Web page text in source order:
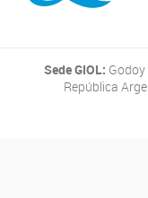
Sede GIOL:
República